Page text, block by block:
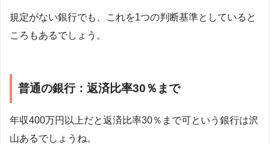
規定がない銀行でも、これを1つの判断基準としていると
ころもあるでしょう。
普通の銀行：返済比率30％まで
年収400万円以上だと返済比率30％まで可という銀行は沢
山あるでしょうね。